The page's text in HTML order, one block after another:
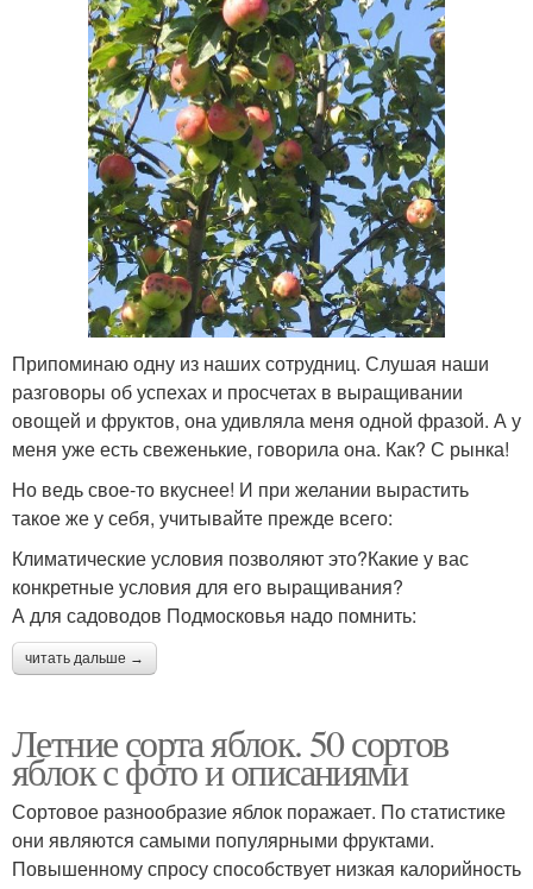
Припоминаю одну из наших сотрудниц. Слушая наши
разговоры об успехах и просчетах в выращивании
овощей и фруктов, она удивляла меня одной фразой. А у
меня уже есть свеженькие, говорила она. Как? С рынка!
Но ведь свое-то вкуснее! И при желании вырастить
такое же у себя, учитывайте прежде всего:
Климатические условия позволяют это?Какие у вас
конкретные условия для его выращивания?
А для садоводов Подмосковья надо помнить:
читать дальше →
Летние сорта яблок. 50 сортов
яблок с фото и описаниями
Сортовое разнообразие яблок поражает. По статистике
они являются самыми популярными фруктами.
Повышенному спросу способствует низкая калорийность